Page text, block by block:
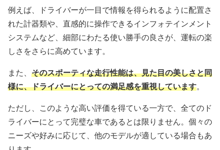
例えば、ドライバーが一目で情報を得られるように配置さ
れた計器類や、直感的に操作できるインフォテインメント
システムなど、細部にわたる使い勝手の良さが、運転の楽
しさをさらに高めています。
また、 そのスポーティな走行性能は、見た目の美しさと同
様に、ドライバーにとっての満足感を重視しています。
ただし、このような高い評価を得ている一方で、全てのド
ライバーにとって完璧な車であるとは限りません。個々の
ニーズや好みに応じて、他のモデルが適している場合もあ